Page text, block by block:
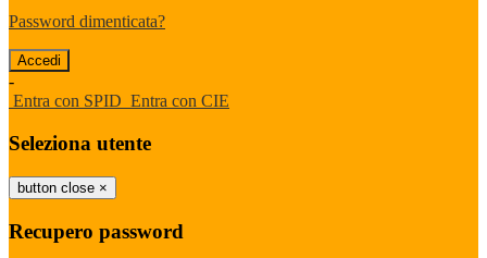
Password dimenticata?
-
Entra con SPID Entra con CIE
Seleziona utente
button close ×
Recupero password